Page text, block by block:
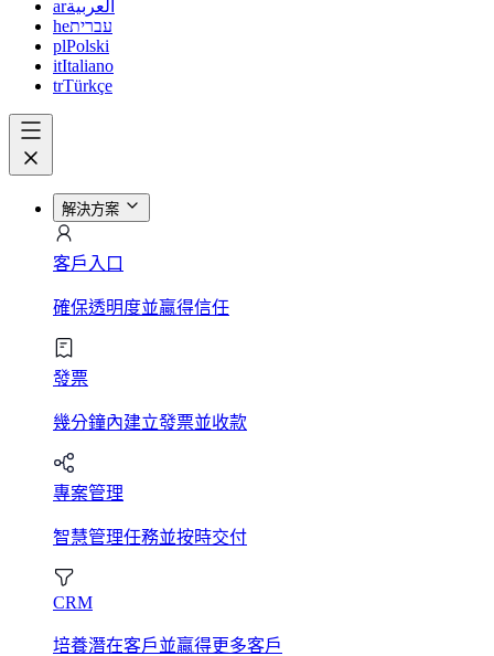
arالعربية
heעברית
plPolski
itItaliano
trTürkçe
解決方案
客戶入口
確保透明度並贏得信任
發票
幾分鐘內建立發票並收款
專案管理
智慧管理任務並按時交付
CRM
培養潛在客戶並贏得更多客戶